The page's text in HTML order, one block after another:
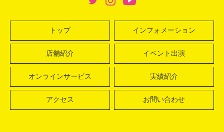
トップ インフォメーション
店舗紹介 イベント出演
オンラインサービス 実績紹介
アクセス お問い合わせ